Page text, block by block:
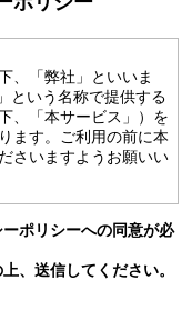
、「弊社」といいま
という名称で提供する
、「本サービス」）を
ます。ご利用の前に本
さいますようお願いい
ます）は、弊社が提
行為に適用されます。
ものとします。本サー
ポリシーへの同意が必
、送信してください。